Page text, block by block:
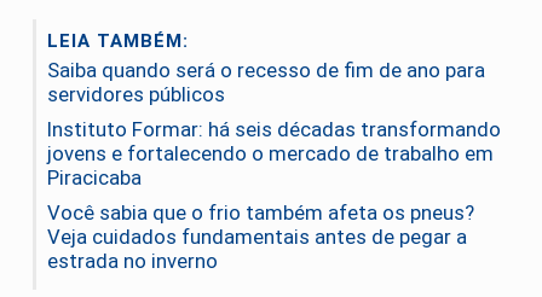
LEIA TAMBÉM:
Saiba quando será o recesso de fim de ano para
servidores públicos
Instituto Formar: há seis décadas transformando
jovens e fortalecendo o mercado de trabalho em
Piracicaba
Você sabia que o frio também afeta os pneus?
Veja cuidados fundamentais antes de pegar a
estrada no inverno